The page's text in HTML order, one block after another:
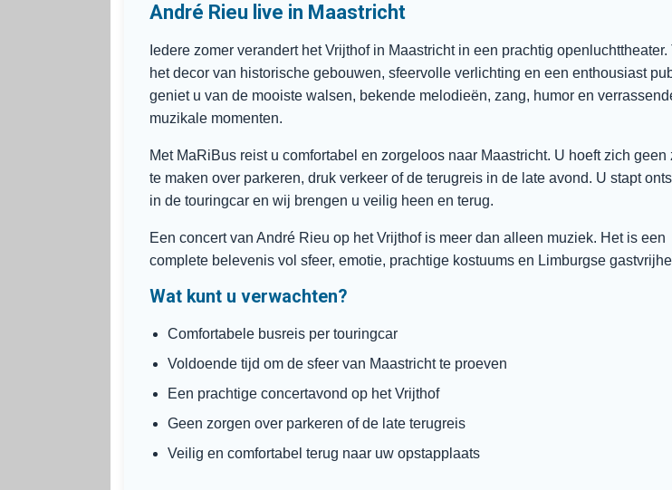
André Rieu live in Maastricht
Iedere zomer verandert het Vrijthof in Maastricht in een prachtig openluchttheater.
het decor van historische gebouwen, sfeervolle verlichting en een enthousiast
geniet u van de mooiste walsen, bekende melodieën, zang, humor en
muzikale momenten.
Met MaRiBus reist u comfortabel en zorgeloos naar Maastricht. U hoeft zich geen
te maken over parkeren, druk verkeer of de terugreis in de late avond. U stapt
in de touringcar en wij brengen u veilig heen en terug.
Een concert van André Rieu op het Vrijthof is meer dan alleen muziek. Het is een
complete belevenis vol sfeer, emotie, prachtige kostuums en Limburgse
Wat kunt u verwachten?
Comfortabele busreis per touringcar
Voldoende tijd om de sfeer van Maastricht te proeven
Een prachtige concertavond op het Vrijthof
Geen zorgen over parkeren of de late terugreis
Veilig en comfortabel terug naar uw opstapplaats